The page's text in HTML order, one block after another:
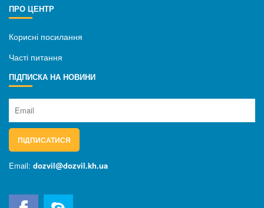
ПРО ЦЕНТР
Корисні посилання
Часті питання
ПІДПИСКА НА НОВИНИ
ПІДПИСАТИСЯ
Email: dozvil@dozvil.kh.ua